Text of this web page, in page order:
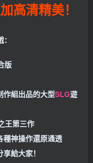
高清精美！
版
組出品的大型SLG遊
王第三作
種神操作還原通透
給大家！